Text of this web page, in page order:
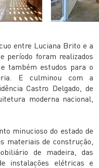
entre Luciana Brito e a
período foram realizados
também estudos para o
E culminou com a
Castro Delgado, de
moderna nacional,
minucioso do estado de
materiais de construção,
de madeira, das
instalações elétricas e